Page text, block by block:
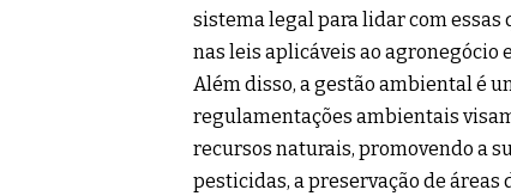
sistema legal para lidar com
nas leis aplicáveis ao agronegócio
Além disso, a gestão ambiental é
regulamentações ambientais
recursos naturais, promovendo a
pesticidas, a preservação de áreas